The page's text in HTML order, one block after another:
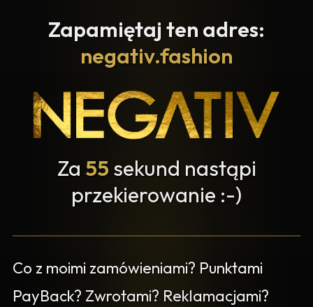
Zapamiętaj ten adres:
negativ.fashion
Za 55 sekund nastąpi
przekierowanie :-)
Co z moimi zamówieniami? Punktami
PayBack? Zwrotami? Reklamacjami?